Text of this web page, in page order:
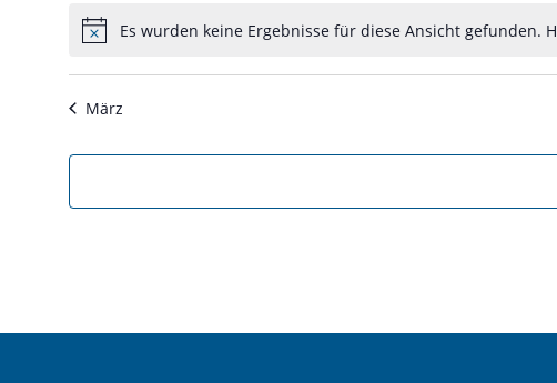
HinweisEs wurden keine Ergebnisse für diese Ansicht gefunden.
März